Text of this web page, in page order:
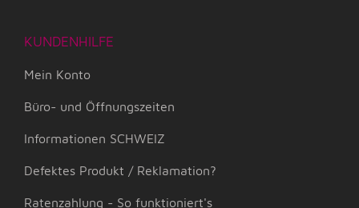
KUNDENHILFE
Mein Konto
Büro- und Öffnungszeiten
Informationen SCHWEIZ
Defektes Produkt / Reklamation?
Ratenzahlung - So funktioniert's